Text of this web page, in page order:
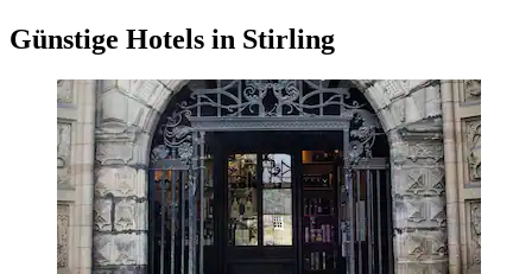
Günstige Hotels in Stirling